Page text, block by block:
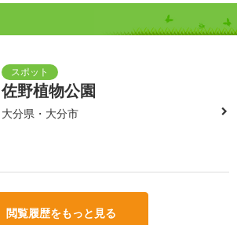
佐野植物公園
大分県・大分市
閲覧履歴をもっと見る